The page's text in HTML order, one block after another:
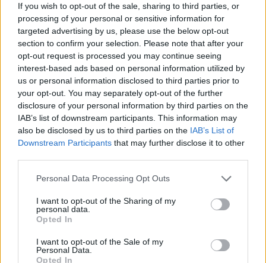
If you wish to opt-out of the sale, sharing to third parties, or
processing of your personal or sensitive information for
targeted advertising by us, please use the below opt-out
section to confirm your selection. Please note that after your
opt-out request is processed you may continue seeing
interest-based ads based on personal information utilized by
us or personal information disclosed to third parties prior to
your opt-out. You may separately opt-out of the further
disclosure of your personal information by third parties on the
IAB’s list of downstream participants. This information may
also be disclosed by us to third parties on the IAB’s List of
Downstream Participants that may further disclose it to other
Personal Data Processing Opt Outs
I want to opt-out of the Sharing of my
personal data.
Opted In
I want to opt-out of the Sale of my
Personal Data.
Opted In
ARTICLES CONNEXES PLUS DE L'AUTEUR
Santé
Canicule : les conseils
essentiels des
cardiologues pour
éviter le danger
Santé
Éclipse du 12 août :
attention à la pénurie de
lunettes de sécurité
Santé
Un chewing-gum
révolutionnaire pour
combattre le cancer
buccal
Populaires
Médicament retiré en urgence pour risques graves et données falsifiées